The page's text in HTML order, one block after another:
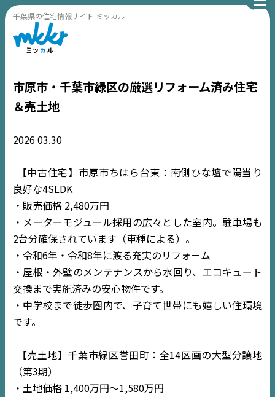
千葉県の住宅情報サイト ミッカル
市原市・千葉市緑区の厳選リフォーム済み住宅
＆売土地
202603.30
【中古住宅】市原市ちはら台東：南側ひな壇で陽当り
良好な4SLDK
・販売価格 2,480万円
・メーターモジュール採用の広々とした室内。駐車場も
2台分確保されています（車種による）。
・令和6年・令和8年に渡る充実のリフォーム
・屋根・外壁のメンテナンスから水回り、エコキュート
交換まで実施済みの安心物件です。
・中学校まで徒歩圏内で、子育て世帯にも嬉しい住環境
です。
【売土地】千葉市緑区誉田町：全14区画の大型分譲地
（第3期）
・土地価格 1,400万円〜1,580万円